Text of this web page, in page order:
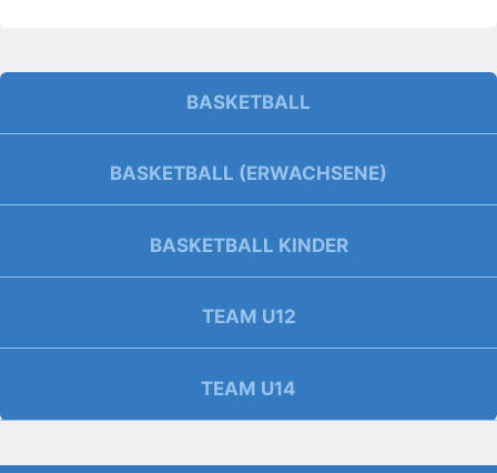
BASKETBALL
BASKETBALL (ERWACHSENE)
BASKETBALL KINDER
TEAM U12
TEAM U14